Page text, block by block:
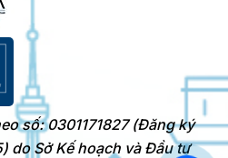
số: 0301171827 (Đăng ký
do Sở Kế hoạch và Đầu tư